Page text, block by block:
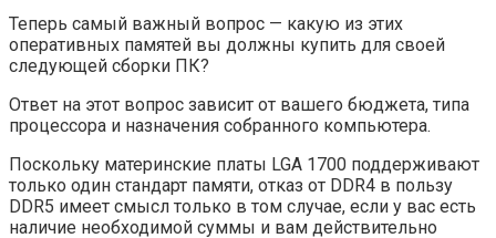
Теперь самый важный вопрос — какую из этих
оперативных памятей вы должны купить для своей
следующей сборки ПК?
Ответ на этот вопрос зависит от вашего бюджета, типа
процессора и назначения собранного компьютера.
Поскольку материнские платы LGA 1700 поддерживают
только один стандарт памяти, отказ от DDR4 в пользу
DDR5 имеет смысл только в том случае, если у вас есть
наличие необходимой суммы и вам действительно